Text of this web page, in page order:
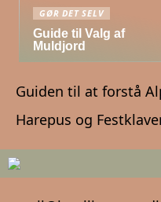
GØR DET SELV
Guide til Valg af
Muldjord
Guiden til at forstå
Harepus og